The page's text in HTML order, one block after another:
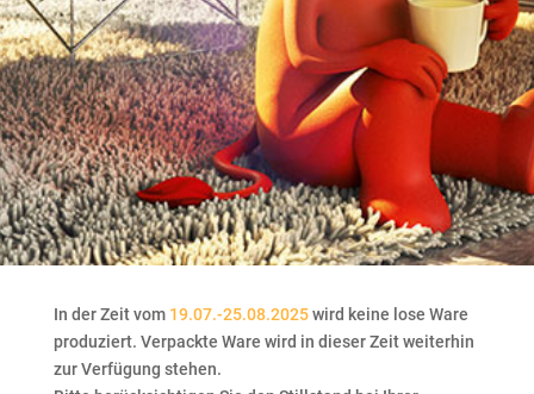
In der Zeit vom 19.07.-25.08.2025wird keine lose Ware
produziert. Verpackte Ware wird in dieser Zeit weiterhin
zur Verfügung stehen.